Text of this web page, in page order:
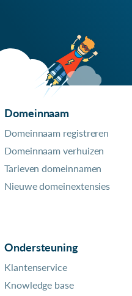
Domeinnaam
Domeinnaam registreren
Domeinnaam verhuizen
Tarieven domeinnamen
Nieuwe domeinextensies
Ondersteuning
Klantenservice
Knowledge base